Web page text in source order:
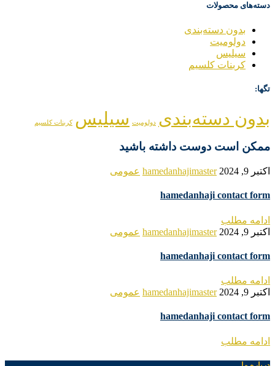
دسته‌های محصولات
بدون دسته‌بندی
دولومیت
سیلیس
کربنات کلسیم
تگها:
بدون دسته‌بندی دولومیت سیلیس کربنات کلسیم
ممکن است دوست داشته باشید
اکتبر 9, 2024 hamedanhajimaster عمومی
hamedanhaji contact form
ادامه مطلب
اکتبر 9, 2024
hamedanhajimaster عمومی
hamedanhaji contact form
ادامه مطلب
اکتبر 9, 2024
hamedanhajimaster عمومی
hamedanhaji contact form
ادامه مطلب